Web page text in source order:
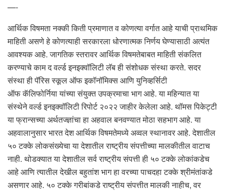
—-
आर्थिक विषमता नक्की किती प्रमाणात व कोणत्या वर्गात आहे याची प्राथमिक
माहिती असणे हे कोणत्याही सरकारला धोरणात्मक निर्णय घेण्यासाठी अत्यंत
आवश्यक आहे. जागतिक स्तरावर आर्थिक विषमतेबाबत माहिती संकलित
करण्याचे काम द वर्ल्ड इनइक्वॉलिटी लॅब ही संशोधक संस्था करते. सदर
संस्था ही पॅरिस स्कूल ऑफ इकॉनॉमिक्स आणि युनिव्हर्सिटी
ऑफ कॅलिफोर्निया यांच्या संयुक्त उपक्रमाचा भाग आहे. या महिन्यात या
संस्थेने वर्ल्ड इनइक्वॉलिटी रिपोर्ट २०२२ जाहीर केलेला आहे. थॉमस पिकेट्टी
या फ्रान्सच्या अर्थतज्ज्ञांचा हा अहवाल बनवण्यात मोठा सहभाग आहे. या
अहवालानुसार भारत देश आर्थिक विषमतेमध्ये अव्वल स्थानावर आहे. देशातील
५० टक्के लोकसंख्येचा या देशातील राष्ट्रीय संपत्तीच्या मालकीतील वाटाच
नाही. थोडक्यात या देशातील सर्व राष्ट्रीय संपत्ती ही ५० टक्के लोकांकडेच
आहे आणि त्यातील देखील बहुतांश भाग हा वरच्या पाचदहा टक्के श्रीमंतांकडे
असणार आहे. ५० टक्के गरीबांकडे राष्ट्रीय संपत्तीत मालकी नाहीच, वर